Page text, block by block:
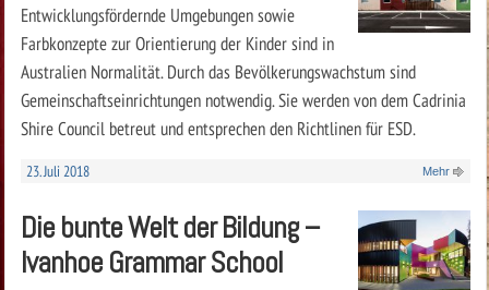
Entwicklungsfördernde Umgebungen sowie
Farbkonzepte zur Orientierung der Kinder sind in
Australien Normalität. Durch das Bevölkerungswachstum sind
Gemeinschaftseinrichtungen notwendig. Sie werden von dem Cadrinia
Shire Council betreut und entsprechen den Richtlinen für ESD.
23. Juli 2018 Mehr
Die bunte Welt der Bildung –
Ivanhoe Grammar School